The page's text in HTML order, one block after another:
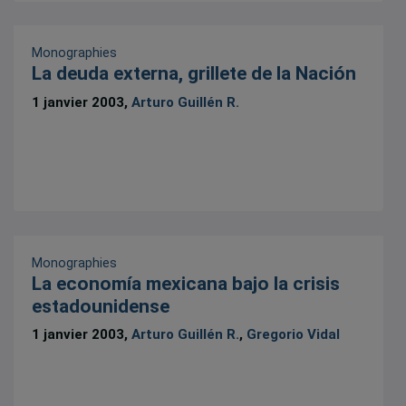
Monographies
La deuda externa, grillete de la Nación
1 janvier 2003,Arturo Guillén R.
Monographies
La economía mexicana bajo la crisis
estadounidense
1 janvier 2003,Arturo Guillén R., Gregorio Vidal